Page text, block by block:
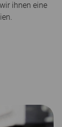
ihnen eine